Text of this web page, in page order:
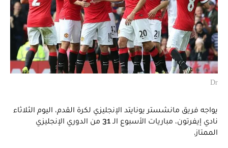
Dr
يواجه فريق مانشستر يونايتد الإنجليزي لكرة القدم، اليوم الثلاثاء
نادي إيفرتون، مباريات الأسبوع الـ 31 من الدوري الإنجليزي
الممتاز.